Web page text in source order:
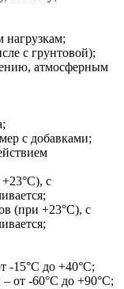
нагрузкам;
с грунтовой);
атмосферным
с добавками;
с
(при +23°С), с
-15°С до +40°С;
– от -60°С до +90°С;